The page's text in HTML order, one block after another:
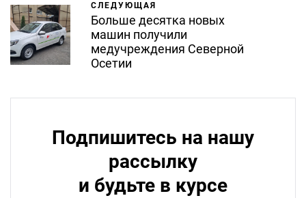
СЛЕДУЮЩАЯ
Больше десятка новых
машин получили
медучреждения Северной
Осетии
Подпишитесь на нашу
рассылку
и будьте в курсе